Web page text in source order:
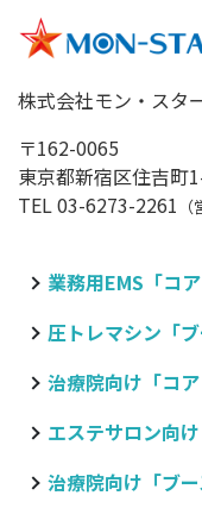
株式会社モン・スタ
〒162-0065
東京都新宿区住吉町
TEL 03-6273-2261
業務用EMS「コア
圧トレマシン「ブ
治療院向け 「コ
エステサロン向け
治療院向け 「ブ